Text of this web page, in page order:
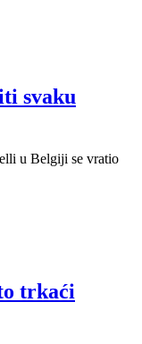
svaku
u Belgiji se vratio
trkaći